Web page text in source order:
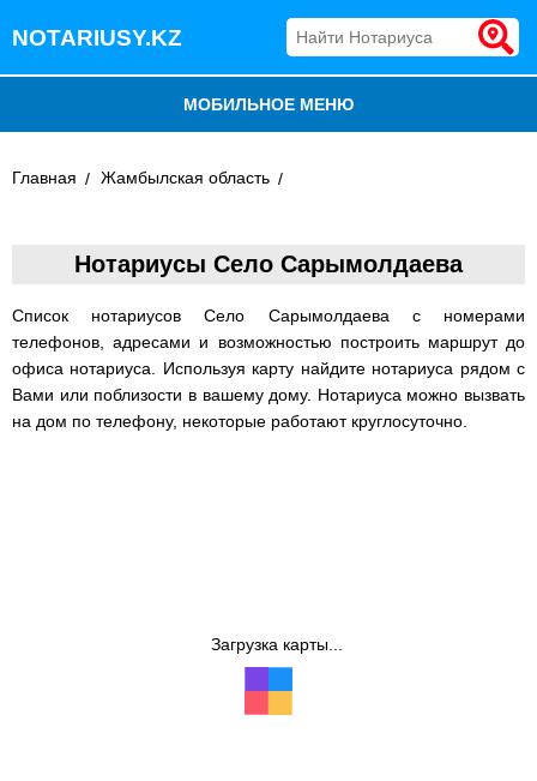
NOTARIUSY.KZ
МОБИЛЬНОЕ МЕНЮ
НОТАРИУСЫ КАЗАХСТАНА
Главная Жамбылская область
Нотариусы Село Сарымолдаева
Список нотариусов Село Сарымолдаева с номерами
телефонов, адресами и возможностью построить маршрут до
офиса нотариуса. Используя карту найдите нотариуса рядом с
Вами или поблизости в вашему дому. Нотариуса можно вызвать
на дом по телефону, некоторые работают круглосуточно.
Загрузка карты...